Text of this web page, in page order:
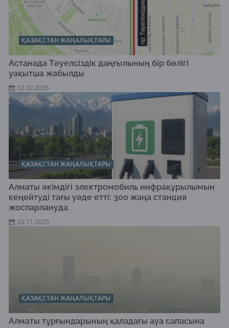
ҚАЗАҚСТАН ЖАҢАЛЫҚТАРЫ
Астанада Тәуелсіздік даңғылының бір бөлігі
уақытша жабылды
02.02.2026
ҚАЗАҚСТАН ЖАҢАЛЫҚТАРЫ
Алматы әкімдігі электромобиль инфрақұрылымын
кеңейтуді тағы уәде етті: 300 жаңа станция
жоспарлануда
20.11.2025
ҚАЗАҚСТАН ЖАҢАЛЫҚТАРЫ
Алматы тұрғындарының қаладағы ауа сапасына